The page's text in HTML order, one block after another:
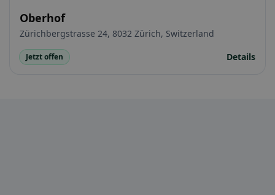
Oberhof
Zürichbergstrasse 24, 8032 Zürich, Switzerland
Jetzt offen Details